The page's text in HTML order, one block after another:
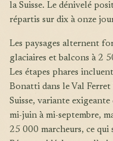
la Suisse. Le dénivelé
répartis sur dix à onze
Les paysages alternent forêts d'épicéas, alpages, moraines
glaciaires et balcons à 2
Les étapes phares
Bonatti dans le Val
Suisse, variante
mi-juin à mi-septembre,
25 000 marcheurs, ce qui